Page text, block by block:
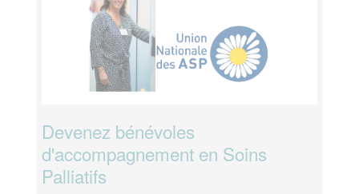
Devenez bénévoles
d'accompagnement en Soins
Palliatifs